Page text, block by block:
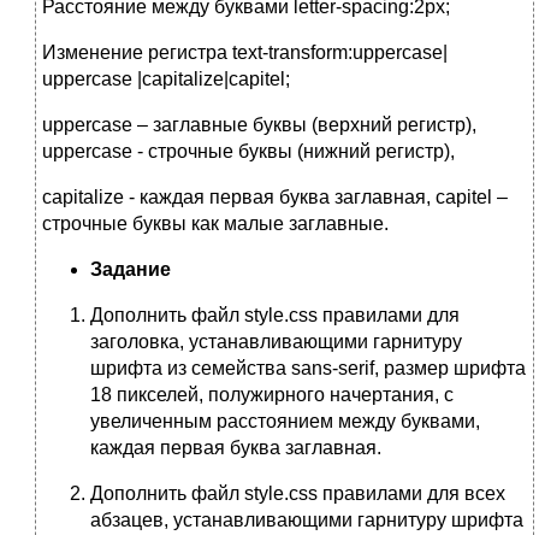
Расстояние между буквами letter-spacing:2px;
Изменение регистра text-transform:uppercase|
uppercase |capitalize|capitel;
uppercase – заглавные буквы (верхний регистр),
uppercase - строчные буквы (нижний регистр),
capitalize - каждая первая буква заглавная, capitel –
строчные буквы как малые заглавные.
Задание
Дополнить файл style.css правилами для
заголовка, устанавливающими гарнитуру
шрифта из семейства sans-serif, размер шрифта
18 пикселей, полужирного начертания, с
увеличенным расстоянием между буквами,
каждая первая буква заглавная.
Дополнить файл style.css правилами для всех
абзацев, устанавливающими гарнитуру шрифта